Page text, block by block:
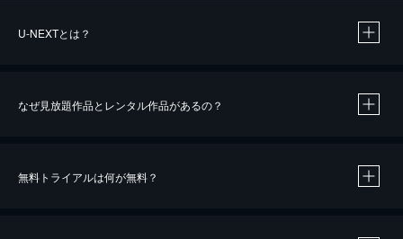
U-NEXTとは？
なぜ見放題作品とレンタル作品があるの？
無料トライアルは何が無料？